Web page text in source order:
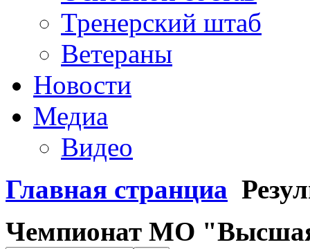
Тренерский штаб
Ветераны
Новости
Медиа
Видео
Главная странциа
Чемпионат МО